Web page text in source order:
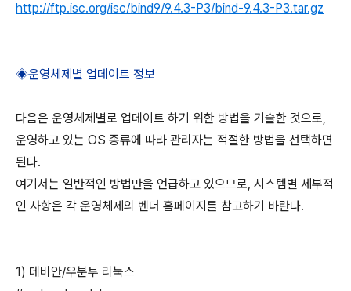
http://ftp.isc.org/isc/bind9/9.4.3-P3/bind-9.4.3-P3.tar.gz
◈운영체제별 업데이트 정보
다음은 운영체제별로 업데이트 하기 위한 방법을 기술한 것으로,
운영하고 있는 OS 종류에 따라 관리자는 적절한 방법을 선택하면
된다.
여기서는 일반적인 방법만을 언급하고 있으므로, 시스템별 세부적
인 사항은 각 운영체제의 벤더 홈페이지를 참고하기 바란다.
1) 데비안/우분투 리눅스